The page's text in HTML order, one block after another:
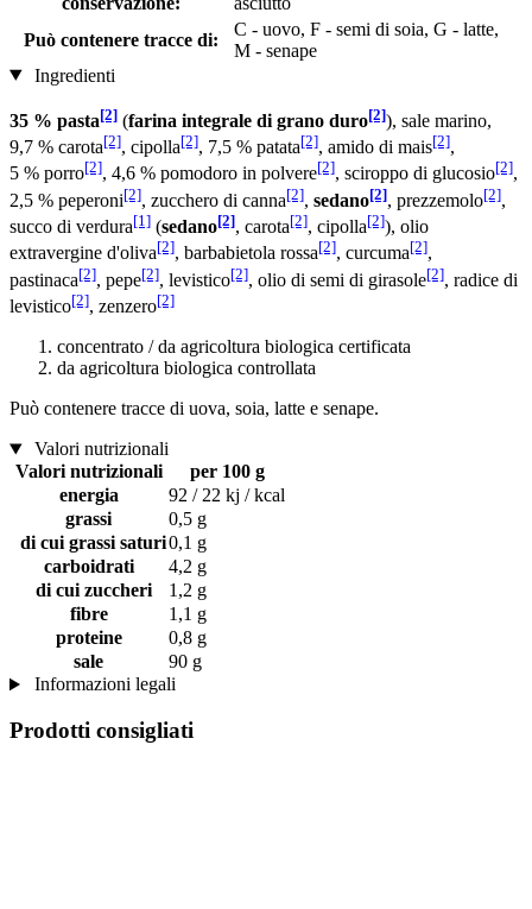
Può contenere tracce di:
C - uovo, F - semi di soia, G - latte,
M - senape
Ingredienti
35 % pasta[2] (farina integrale di grano duro[2]), sale marino,
9,7 % carota[2], cipolla[2], 7,5 % patata[2], amido di mais[2],
5 % porro[2], 4,6 % pomodoro in polvere[2], sciroppo di glucosio[2],
2,5 % peperoni[2], zucchero di canna[2], sedano[2], prezzemolo[2],
succo di verdura[1] (sedano[2], carota[2], cipolla[2]), olio
extravergine d'oliva[2], barbabietola rossa[2], curcuma[2],
pastinaca[2], pepe[2], levistico[2], olio di semi di girasole[2], radice di
levistico[2], zenzero[2]
concentrato / da agricoltura biologica certificata
da agricoltura biologica controllata
Può contenere tracce di uova, soia, latte e senape.
Valori nutrizionali
Valori nutrizionali
per 100 g
energia
92 / 22 kj / kcal
grassi
0,5 g
di cui grassi saturi0,1 g
carboidrati
4,2 g
di cui zuccheri
1,2 g
fibre
1,1 g
proteine
0,8 g
sale
90 g
Informazioni legali
Prodotti consigliati